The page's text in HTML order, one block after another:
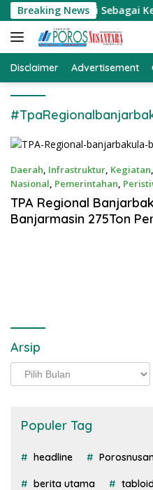
Langsung
ke
konten
Breaking News
Mencalonkan Diri Sebagai
Disclaimer Advertisement
Daerah, Infrastruktur, Kegiatan,
Nasional, Pemerintahan,
Okt 5, 2022
TPA Regional
Banjarmasin 275Ton
Arsip
Arsip
Populer Tag
headline
berita utama